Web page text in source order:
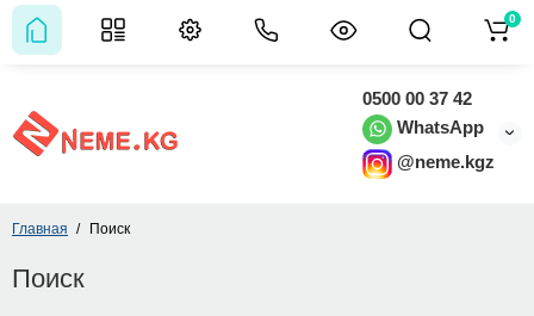
0500 00 37 42
WhatsApp
@neme.kgz
0
Главная Поиск
Поиск